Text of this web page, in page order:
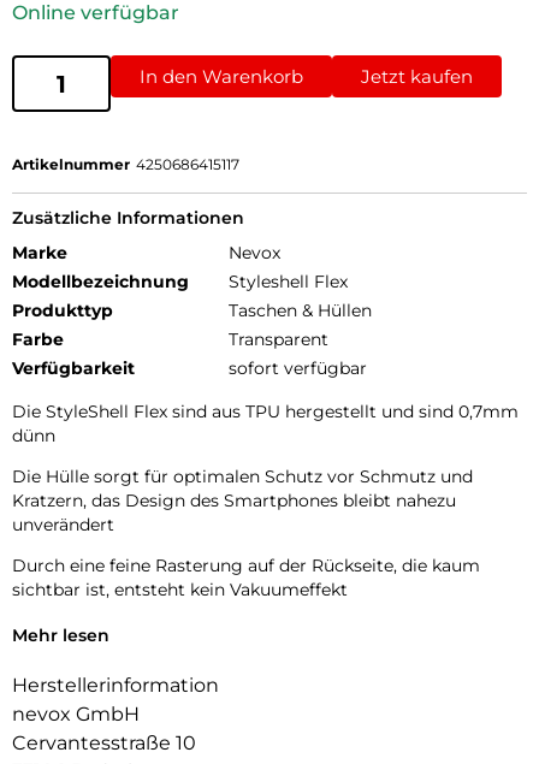
Online verfügbar
In den Warenkorb Jetzt kaufen
Artikelnummer 4250686415117
Zusätzliche Informationen
Marke
Nevox
Modellbezeichnung
Styleshell Flex
Produkttyp
Taschen & Hüllen
Farbe
Transparent
Verfügbarkeit
sofort verfügbar
Die StyleShell Flex sind aus TPU hergestellt und sind 0,7mm
dünn
Die Hülle sorgt für optimalen Schutz vor Schmutz und
Kratzern, das Design des Smartphones bleibt nahezu
unverändert
Durch eine feine Rasterung auf der Rückseite, die kaum
sichtbar ist, entsteht kein Vakuumeffekt
Alle Tasten und Ecken werden geschützt, zudem ist für die
Mehr lesen
Herstellerinformation
nevox GmbH
Cervantesstraße 10